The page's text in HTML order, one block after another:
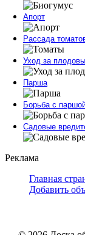
Апорт
Рассада
Уход за
Парша
Борьба с
Садовые
Реклама
Главная
Добавить